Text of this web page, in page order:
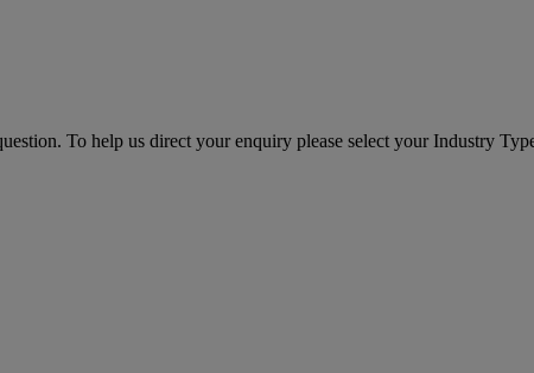
To help us direct your enquiry please select your Industry